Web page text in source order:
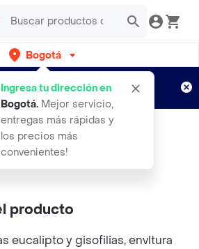
Bogotá
Ingresa tu dirección en
Bogotá. Mejor servicio,
entregas más rápidas y
los precios más
convenientes!
gratis por semanas
Aplican TyC
producto
eucalipto y gisofilias, envltura